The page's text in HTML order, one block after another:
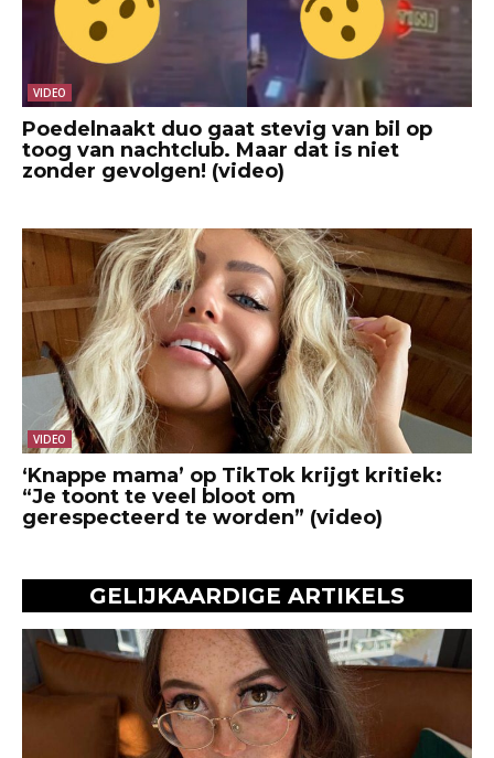
VIDEO
Poedelnaakt duo gaat stevig van bil op
toog van nachtclub. Maar dat is niet
zonder gevolgen! (video)
VIDEO
‘Knappe mama’ op TikTok krijgt kritiek:
“Je toont te veel bloot om
gerespecteerd te worden” (video)
GELIJKAARDIGE ARTIKELS